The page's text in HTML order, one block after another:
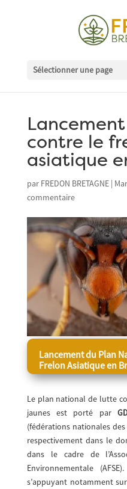
Sélectionner une page
contre le
asiatique
par FREDON BRETAGNE|
commentaire
Lancement du Plan
Frelon Asiatique en
Le plan national de lutte
jaunes est porté par
(fédérations nationales
respectivement dans le
dans le cadre de
Environnementale
s’appuyant notamment